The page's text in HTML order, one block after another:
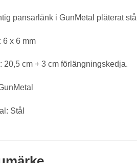
pansarlänk i GunMetal pläterat
6 x 6 mm
20,5 cm + 3 cm förlängningskedja.
Stål